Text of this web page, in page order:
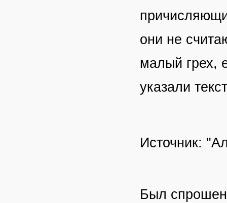
они не
малый грех,
указали
Источник:
Был